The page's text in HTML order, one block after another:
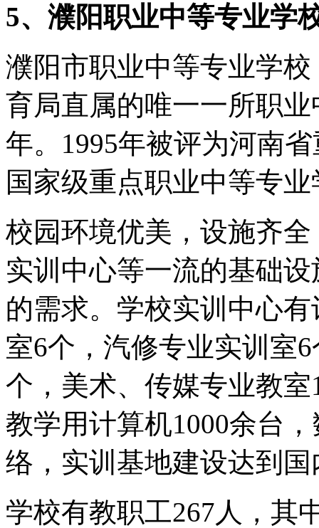
5、濮阳职业中等专业学
濮阳市职业中等专业学
育局直属的唯一一所职
年。1995年被评为河南
国家级重点职业中等专
校园环境优美，设施齐
实训中心等一流的基础
的需求。学校实训中心
室6个，汽修专业实训室
个，美术、传媒专业教
教学用计算机1000余台
络，实训基地建设达到
学校有教职工267人，其